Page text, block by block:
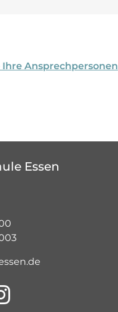
Ansprechpersonen
Essen